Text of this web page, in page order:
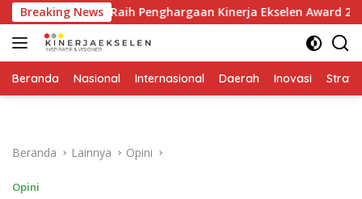
Langsung
ke
konten
Breaking News
Raih Penghargaan Kinerja Ekselen Award 2026
Beranda Nasional Internasional Daerah Inovasi
Beranda Lainnya Opini
Opini